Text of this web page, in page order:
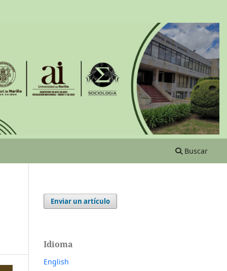
Buscar
Enviar un artículo
Idioma
English